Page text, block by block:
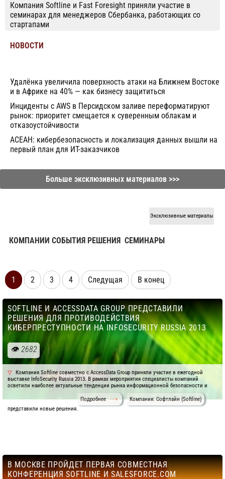
Компания Softline и Fast Foresight приняли участие в
семинарах для менеджеров Сбербанка, работающих со
стартапами
НОВОСТИ
Удалёнка увеличила поверхность атаки на Ближнем Востоке
и в Африке на 40% — как бизнесу защититься
Инциденты с AWS в Персидском заливе переформатируют
рынок: приоритет смещается к суверенным облакам и
отказоустойчивости
АСЕАН: кибербезопасность и локализация данных вышли на
первый план для ИТ-заказчиков
Больше эксклюзивных материалов >>>
Эксклюзивные материалы
КОМПАНИИ СОБЫТИЯ РЕШЕНИЯ СЕМИНАРЫ
1 2 3 4 Следущая В конец
SOFTLINE И ACCESSDATA GROUP ПРЕДСТАВИЛИ
РЕШЕНИЯ ДЛЯ ПРОТИВОДЕЙСТВИЯ
КИБЕРПРЕСТУПНОСТИ НА INFOSECURITY RUSSIA 2013
2682
Компания Softline совместно с AccessData Group приняли участие в ежегодной
выставке InfoSecurity Russia 2013. В рамках мероприятия специалисты компаний
осветили наиболее актуальные тенденции рынка информационной безопасности и
представили новые решения.
Подробнее Компания: Софтлайн (Softline)
В МОСКВЕ ПРОЙДЕТ ПЕРВАЯ СОВМЕСТНАЯ
КОНФЕРЕНЦИЯ SOFTLINE И SALESFORCE.COM